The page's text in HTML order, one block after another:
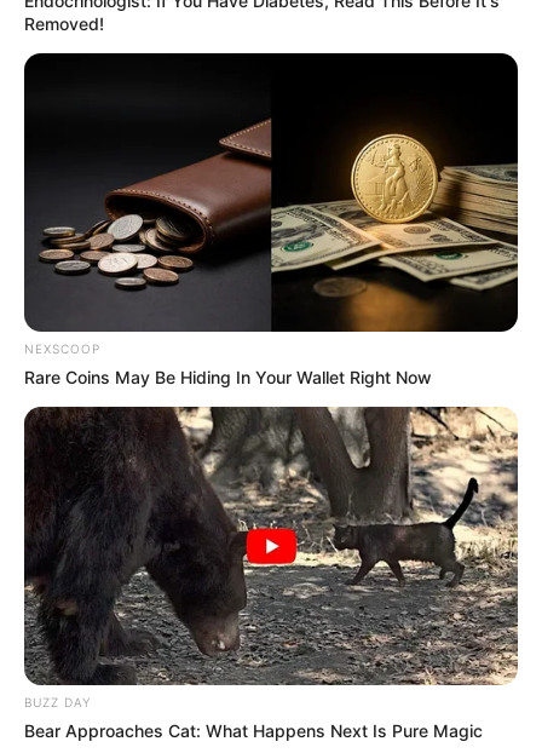
BRICS: Η Ρωσία Και Η...
Το Judicial Watch
αποκαλύπτει το σχέδιο
προπαγάνδας της
κυβέρνησης Μπάιντεν για
ΚΑΝΕΝΑΣ ΑΠΟ ΑΥΤΟΥΣ ΠΟΥ
ΕΤΡΕΞΑΝ ΤΗΝ ΑΤΖΕΝΤΑ ΤΟΥ
ΚΟΡΟΝΑ ΔΕΝ ΜΠΟΡΕΙ ΝΑ...
ΥΒΡΙΣ ΑΤΙΣ ΝΕΜΕΣΙΣ ΤΙΣΙΣ. Η
ΕΛΛΗΝΙΚΗ ΗΘΙΚΗ.
Εφημερίδες και ΜΜΕ που
χρηματοδοτούνται από τον
George Soros
Removed!
NEXSCOOP
Rare Coins May Be Hiding In Your Wallet Right Now
BUZZ DAY
Bear Approaches Cat: What Happens Next Is Pure Magic